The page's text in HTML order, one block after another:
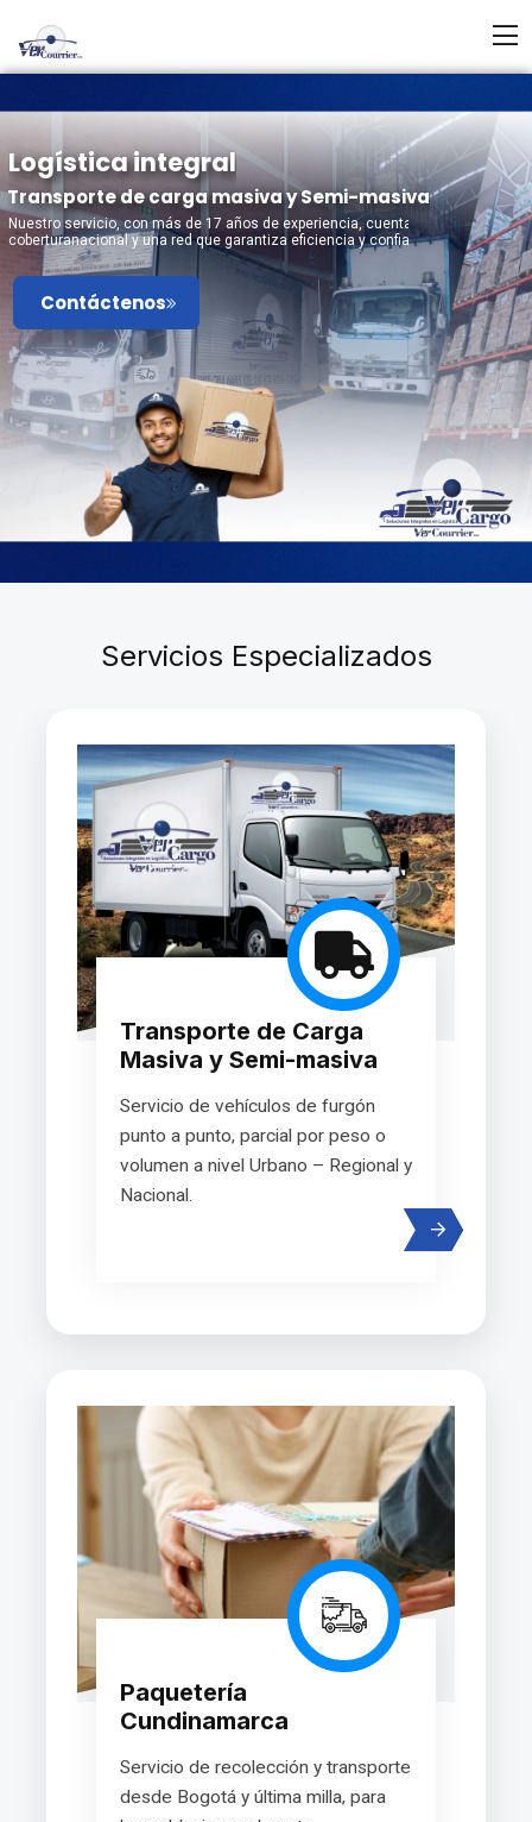
Transporte de carga masiva ySemi-masiva
Contáctenos
Logística integral
Nuestro servicio, con más de 17 años de experiencia, cuenta con personal
coberturanacional y una red que garantiza eficiencia y confianza.
Servicios Especializados
Transporte de Carga
Masiva y Semi-masiva
Servicio de vehículos de furgón
punto a punto, parcial por peso o
volumen a nivel Urbano – Regional y
Nacional.
Paquetería
Cundinamarca
Servicio de recolección y transporte
desde Bogotá y última milla, para